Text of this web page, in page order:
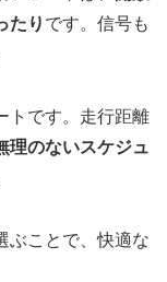
たり です。信号も
トです。走行距離
理のないスケジュ
ぶことで、快適な